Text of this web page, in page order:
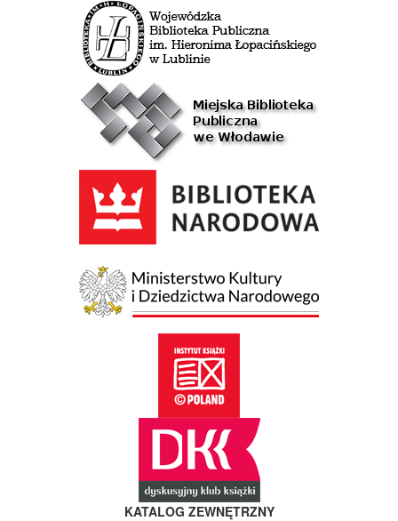
KATALOG ZEWNĘTRZNY